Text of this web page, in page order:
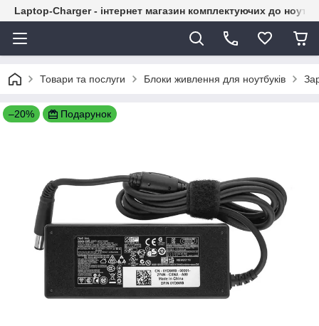
Laptop-Charger - інтернет магазин комплектуючих до
Товари та послуги Блоки живлення для ноутбуків
–20% Подарунок